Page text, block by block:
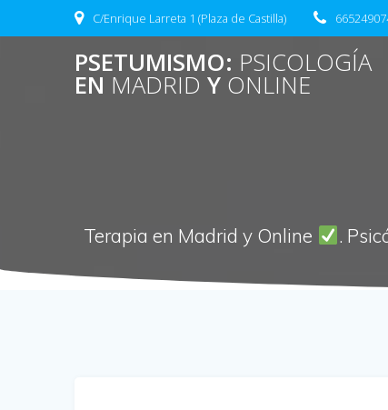
al
C/Enrique Larreta 1 (Plaza de Castilla)
PSETUMISMO: PSICOLOGÍA
EN MADRID Y ONLINE
Terapia en Madrid y Online .